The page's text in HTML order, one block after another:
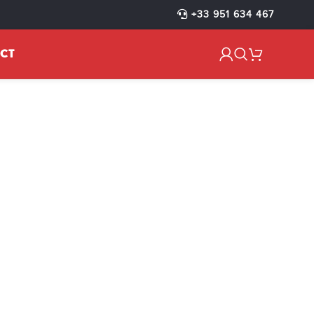
+33 951 634 467